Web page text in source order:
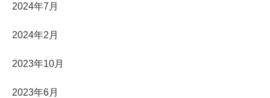
2024年7月
2024年2月
2023年10月
2023年6月